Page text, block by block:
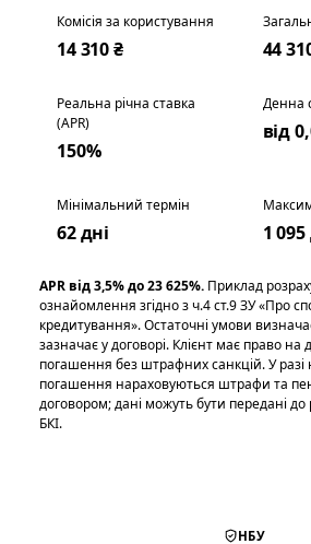
Комісія за користування
14 310 ₴ 44
Реальна річна ставка
(APR)
150%
Денна
від
Мінімальний термін
62 дні 1
APR від 3,5% до 23 625%. Приклад
ознайомлення згідно з ч.4 ст.9 ЗУ «Про
кредитування». Остаточні умови
зазначає у договорі. Клієнт має право на
погашення без штрафних санкцій. У разі
погашення нараховуються штрафи та
договором; дані можуть бути передані до
БКІ.
НБУ